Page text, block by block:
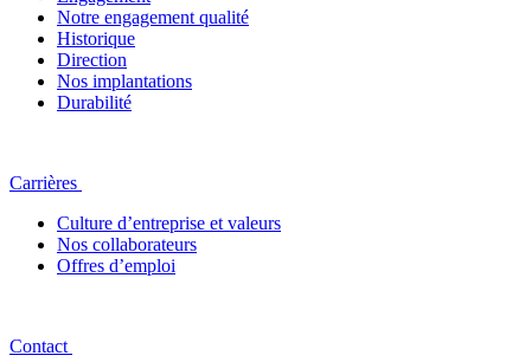
Notre engagement qualité
Historique
Direction
Nos implantations
Durabilité
Carrières
Culture d’entreprise et valeurs
Nos collaborateurs
Offres d’emploi
Contact